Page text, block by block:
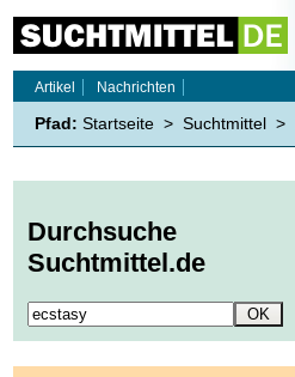
Artikel
Nachrichten
Pfad: Startseite > Suchtmittel >
Durchsuche
Suchtmittel.de